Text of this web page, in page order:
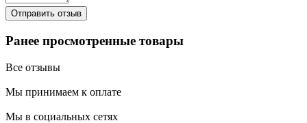
Ранее просмотренные товары
Все отзывы
Мы принимаем к оплате
Мы в социальных сетях